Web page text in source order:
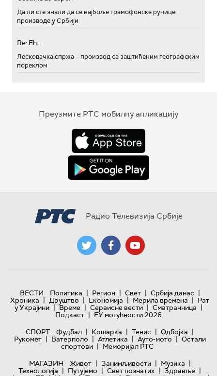
Да ли сте знали да се најбоље грамофонске ручице
производе у Србији
Re: Eh...
Лесковачка спржа – производ са заштићеним географским
пореклом
Преузмите РТС мобилну апликацију
Радио Телевизија Србије
ВЕСТИ Политика | Регион | Свет | Србија данас |
Хроника | Друштво | Економија | Мерила времена | Рат
у Украјини | Време | Сервисне вести | Сматрачница |
Подкаст | ЕУ могућности 2026
СПОРТ
Фудбал | Кошарка | Тенис | Одбојка |
Рукомет | Ватерполо | Атлетика | Ауто-мото | Остали
спортови | Меморијал РТС
МАГАЗИН
Живот | Занимљивости | Музика |
Технологијa | Путујемо | Свет познатих | Здравље |